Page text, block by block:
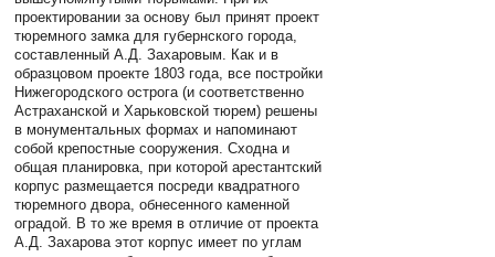
проектировании за основу был принят проект
тюремного замка для губернского города,
составленный А.Д. Захаровым. Как и в
образцовом проекте 1803 года, все постройки
Нижегородского острога (и соответственно
Астраханской и Харьковской тюрем) решены
в монументальных формах и напоминают
собой крепостные сооружения. Сходна и
общая планировка, при которой арестантский
корпус размещается посреди квадратного
тюремного двора, обнесенного каменной
оградой. В то же время в отличие от проекта
А.Д. Захарова этот корпус имеет по углам